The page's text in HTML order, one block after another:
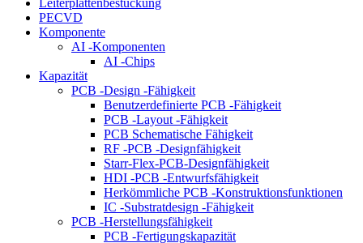
Leiterplattenbestückung
PECVD
Komponente
AI -Komponenten
AI -Chips
Kapazität
PCB -Design -Fähigkeit
Benutzerdefinierte PCB -Fähigkeit
PCB -Layout -Fähigkeit
PCB Schematische Fähigkeit
RF -PCB -Designfähigkeit
Starr-Flex-PCB-Designfähigkeit
HDI -PCB -Entwurfsfähigkeit
Herkömmliche PCB -Konstruktionsfunktionen
IC -Substratdesign -Fähigkeit
PCB -Herstellungsfähigkeit
PCB -Fertigungskapazität